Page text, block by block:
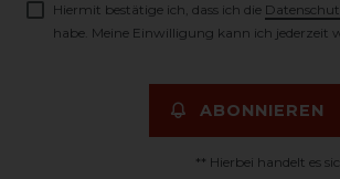
Hiermit bestätige ich, dass ich die
habe. Meine Einwilligung kann ich jederzeit
ABONNIEREN
** Hierbei handelt es